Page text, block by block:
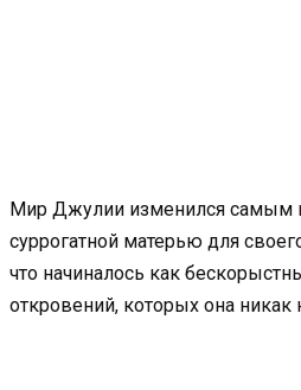
Мир Джулии изменился самым
суррогатной матерью для
что начиналось как
откровений, которых она никак